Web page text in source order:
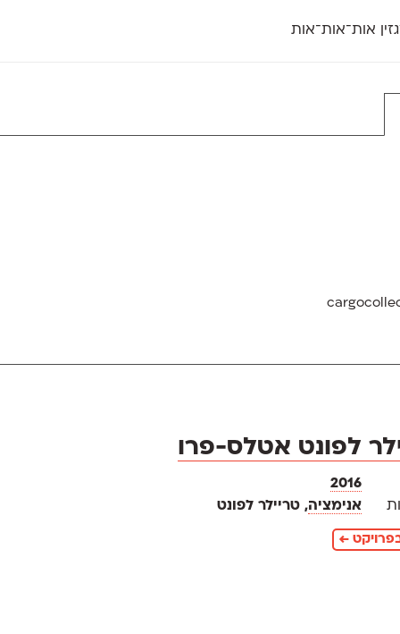
אות־אות־אות
לפונט אטלס-פרו
2016
אנימציה, טריילר לפונט
←